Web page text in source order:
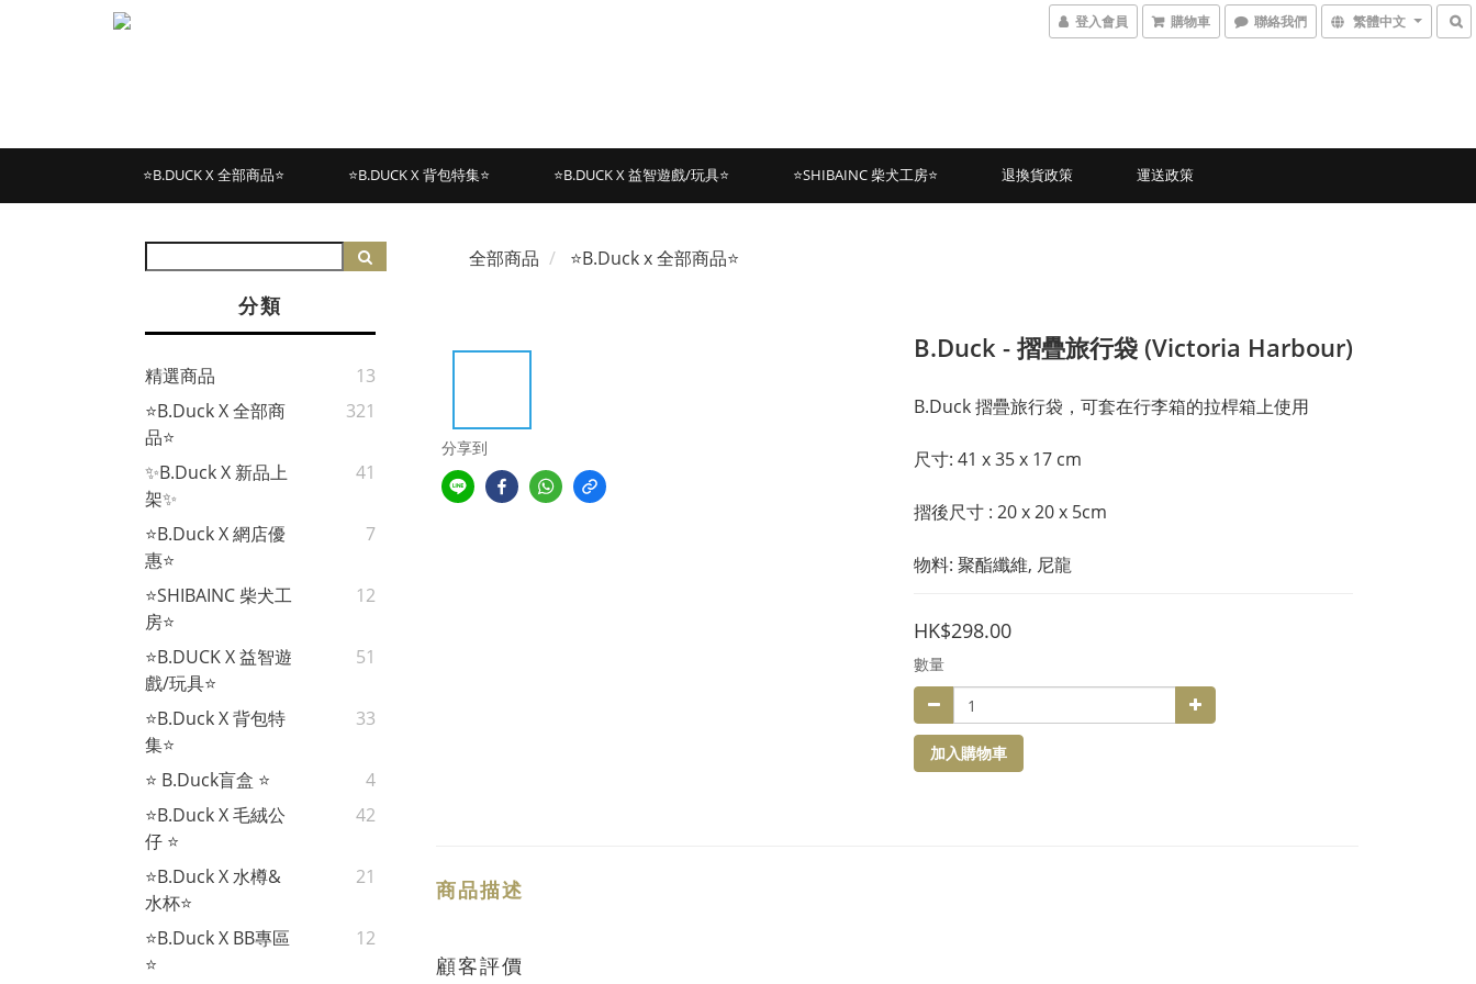
登入會員 購物車 聯絡我們 繁體中文
⭐B.DUCK X 全部商品⭐ ⭐B.DUCK X 背包特集⭐ ⭐B.DUCK X 益智遊戲/玩具⭐ ⭐SHIBAINC 柴犬工房⭐ 退換貨政策 運送政策
分類
精選商品
13
⭐B.Duck X 全部商
品⭐
321
✨B.Duck X 新品上
架✨
41
⭐B.Duck X 網店優
惠⭐
7
⭐SHIBAINC 柴犬工
房⭐
12
⭐B.DUCK X 益智遊
戲/玩具⭐
51
⭐B.Duck X 背包特
集⭐
33
⭐ B.Duck盲盒 ⭐
4
⭐B.Duck X 毛絨公
仔 ⭐
42
⭐B.Duck X 水樽&
水杯⭐
21
⭐B.Duck X BB專區
⭐
12
全部商品 ⭐B.Duck x 全部商品⭐
分享到
B.Duck - 摺疊旅行袋 (Victoria Harbour)
B.Duck 摺疊旅行袋，可套在行李箱的拉桿箱上使用
尺寸: 41 x 35 x 17 cm
摺後尺寸 : 20 x 20 x 5cm
物料: 聚酯纖維, 尼龍
HK$298.00
數量
加入購物車
商品描述
顧客評價